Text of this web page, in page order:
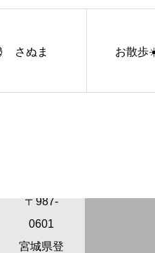
さぬま お散歩
〒987-
0601
宮城県登